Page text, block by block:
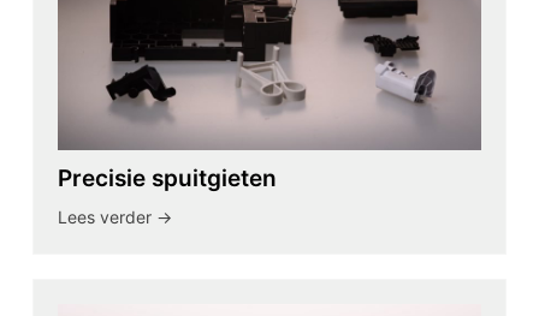
Precisie spuitgieten
Lees verder ->